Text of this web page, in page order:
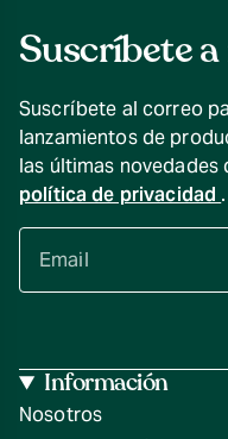
Suscríbete
Suscríbete al correo
lanzamientos de
las últimas novedades
política de privacidad .
Información
Nosotros